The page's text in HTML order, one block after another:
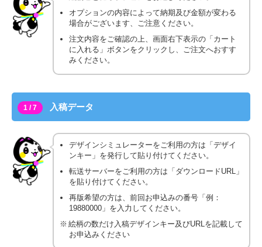
オプションの内容によって納期及び金額が変わる
場合がございます、ご注意ください。
注文内容をご確認の上、画面右下表示の「カート
に入れる」ボタンをクリックし、ご注文へおすす
みください。
1 / 7 入稿データ
デザインシミュレーターをご利用の方は「デザイ
ンキー」を発行して貼り付けてください。
転送サーバーをご利用の方は「ダウンロードURL」
を貼り付けてください。
再版希望の方は、前回お申込みの番号「例：
19880000」を入力してください。
絵柄の数だけ入稿デザインキー及びURLを記載して
お申込みください